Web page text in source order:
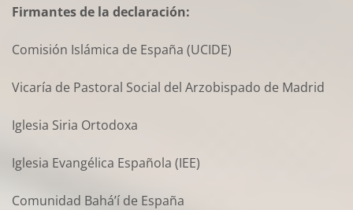
Firmantes de la declaración:
Comisión Islámica de España (UCIDE)
Vicaría de Pastoral Social del Arzobispado de Madrid
Iglesia Siria Ortodoxa
Iglesia Evangélica Española (IEE)
Comunidad Bahá’í de España